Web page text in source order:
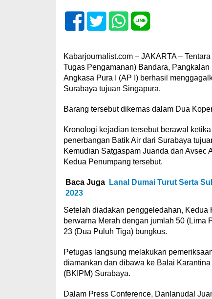
Kabarjournalist.com – JAKARTA –
Tugas Pengamanan) Bandara,
Angkasa Pura I (AP I) berhasil
Surabaya tujuan Singapura.
Barang tersebut dikemas dalam Dua
Kronologi kejadian tersebut berawal
penerbangan Batik Air dari Surabaya
Kemudian Satgaspam Juanda dan Avsec
Kedua Penumpang tersebut.
Baca Juga
Lanal Dumai Turut Serta
2023
Setelah diadakan penggeledahan, Kedua
berwarna Merah dengan jumlah 50 (Lima
23 (Dua Puluh Tiga) bungkus.
Petugas langsung melakukan
diamankan dan dibawa ke Balai
(BKIPM) Surabaya.
Dalam Press Conference, Danlanudal